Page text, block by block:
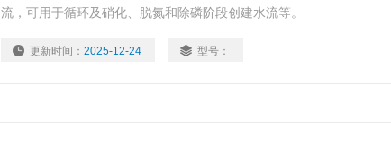
流，可用于循环及硝化、脱氮和除磷阶段创建水流等。
更新时间：2025-12-24 型号：